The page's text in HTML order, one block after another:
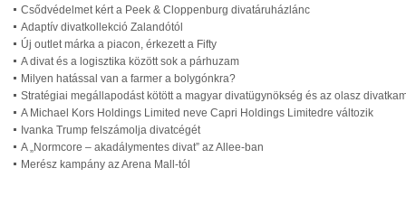
Csődvédelmet kért a Peek & Cloppenburg divatáruházlánc
Adaptív divatkollekció Zalandótól
Új outlet márka a piacon, érkezett a Fifty
A divat és a logisztika között sok a párhuzam
Milyen hatással van a farmer a bolygónkra?
Stratégiai megállapodást kötött a magyar divatügynökség és az olasz
A Michael Kors Holdings Limited neve Capri Holdings Limitedre változik
Ivanka Trump felszámolja divatcégét
A „Normcore – akadálymentes divat” az Allee-ban
Merész kampány az Arena Mall-tól